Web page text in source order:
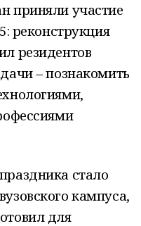
приняли участие
реконструкция
резидентов
– познакомить
стало
кампуса,
для